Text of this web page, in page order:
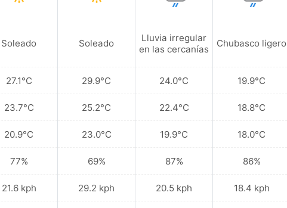
Soleado
27.1°C
23.7°C
20.9°C
77%
21.6 kph
Soleado
29.9°C
25.2°C
23.0°C
69%
29.2 kph
Lluvia irregular
en las cercanías
24.0°C
22.4°C
19.9°C
87%
20.5 kph
Chubasco ligero
19.9°C
18.8°C
18.0°C
86%
18.4 kph